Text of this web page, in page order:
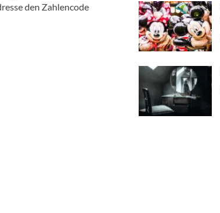
den Zahlencode